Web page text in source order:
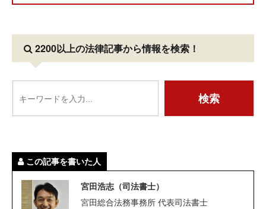
2200以上の法律記事から情報を検索！
この記事を書いた人
宮田浩志（司法書士）
宮田総合法務事務所 代表司法書士